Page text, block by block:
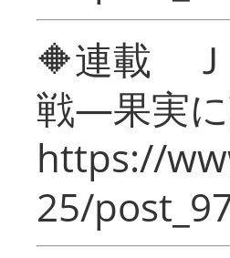
🔶連載 Ｊ
戦―果実
https://
25/